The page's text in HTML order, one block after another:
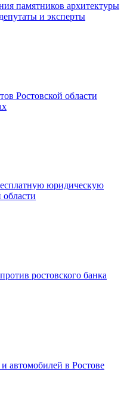
памятников архитектуры
и эксперты
Ростовской области
юридическую
ростовского банка
автомобилей в Ростове